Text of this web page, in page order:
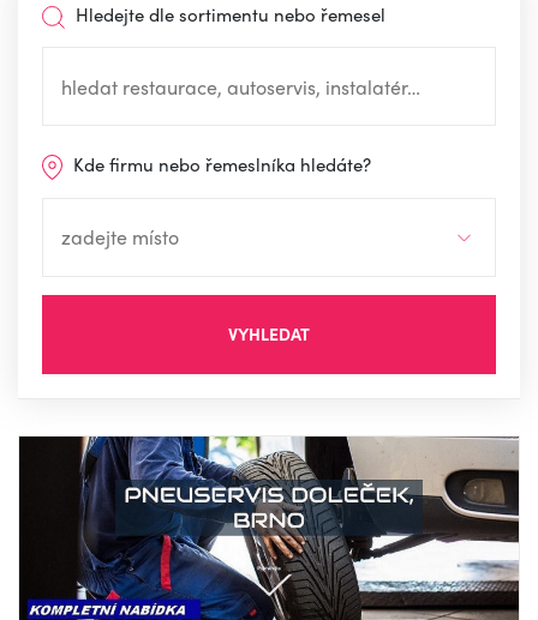
Hledejte dle sortimentu nebo řemesel
Kde firmu nebo řemeslníka hledáte?
VYHLEDAT